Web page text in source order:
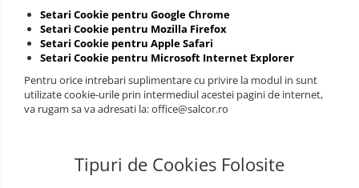
Setari Cookie pentru Google Chrome
Setari Cookie pentru Mozilla Firefox
Setari Cookie pentru Apple Safari
Setari Cookie pentru Microsoft Internet Explorer
Pentru orice intrebari suplimentare cu privire la modul in sunt
utilizate cookie-urile prin intermediul acestei pagini de internet,
va rugam sa va adresati la: office@salcor.ro
Tipuri de Cookies Folosite